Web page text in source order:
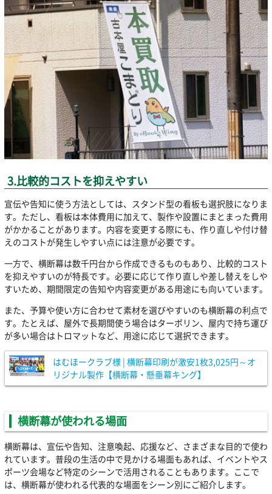
3.比較的コストを抑えやすい
宣伝や告知に使う方法としては、スタンド型の看板も選択肢になりま
す。ただし、看板は本体費用に加えて、製作や設置にまとまった費用
がかかることがあります。内容を変更する際にも、作り直しや付け替
えのコストが発生しやすい点には注意が必要です。
一方で、横断幕は数千円台から作成できるものもあり、比較的コスト
を抑えやすいのが特長です。必要に応じて作り直しや差し替えをしや
すいため、期間限定の告知や内容変更がある用途にも向いています。
また、予算や使い方に合わせて素材を選びやすいのも横断幕の利点で
す。たとえば、屋外で長期間使う場合はターポリン、屋内で持ち運び
が多い場合はトロマットなど、用途に応じて選択できます。
はむほークラブ様 | 横断幕印刷が激安1枚3,025円～オ
リジナル製作【横断幕・懸垂幕キング】
横断幕が使われる場面
横断幕は、宣伝や告知、注意喚起、応援など、さまざまな目的で使わ
れています。普段の生活の中で見かける場面もあれば、イベントやス
ポーツ会場など特定のシーンで活用されることもあります。ここで
は、横断幕が使われる代表的な場面をシーン別にご紹介します。